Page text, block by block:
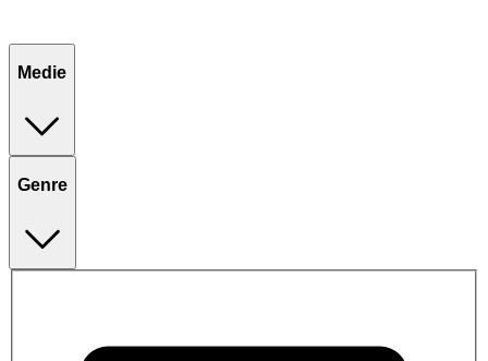
Medie
Genre